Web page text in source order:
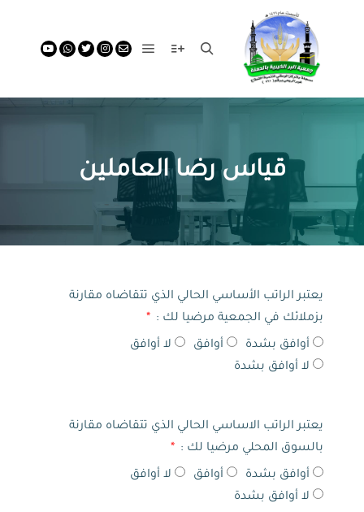
قياس رضا العاملين
يعتبر الراتب الأساسي الحالي الذي تتقاضاه مقارنة
بزملائك في الجمعية مرضيا لك :
أوافق بشدة أوافق
لا أوافق
لا أوافق بشدة
يعتبر الراتب الاساسي الحالي الذي تتقاضاه مقارنة
بالسوق المحلي مرضيا لك :
أوافق بشدة أوافق
لا أوافق
لا أوافق بشدة